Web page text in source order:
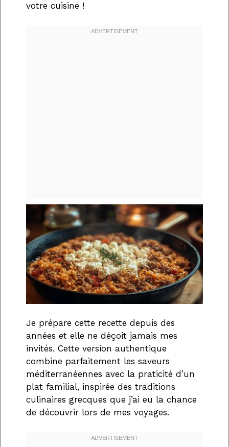
votre cuisine !
Je prépare cette recette depuis des
années et elle ne déçoit jamais mes
invités. Cette version authentique
combine parfaitement les saveurs
méditerranéennes avec la praticité d’un
plat familial, inspirée des traditions
culinaires grecques que j’ai eu la chance
de découvrir lors de mes voyages.